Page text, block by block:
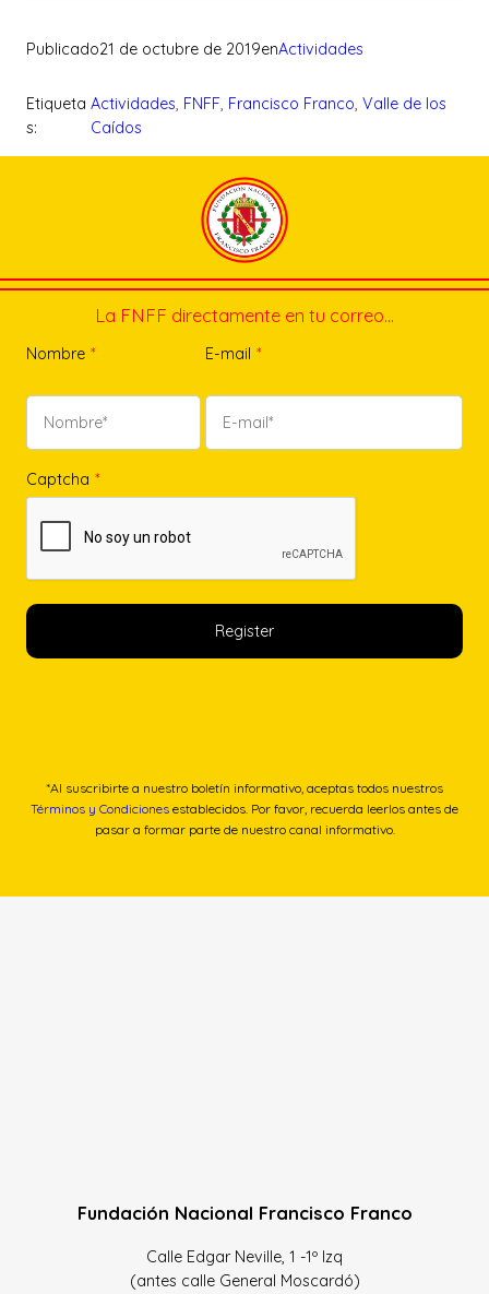
Publicado21 de octubre de 2019enActividades
Etiqueta
s:
Actividades, FNFF, Francisco Franco, Valle de los
Caídos
La FNFF directamente en tu correo…
Nombre * E-mail *
Captcha *
*Al suscribirte a nuestro boletín informativo, aceptas todos nuestros
Términos y Condiciones establecidos. Por favor, recuerda leerlos antes de
pasar a formar parte de nuestro canal informativo.
Fundación Nacional Francisco Franco
Calle Edgar Neville, 1 -1º Izq
(antes calle General Moscardó)